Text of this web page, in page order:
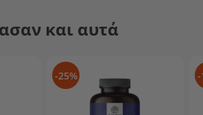
και αυτά
-25% -